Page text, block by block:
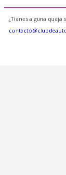
¿Tienes alguna